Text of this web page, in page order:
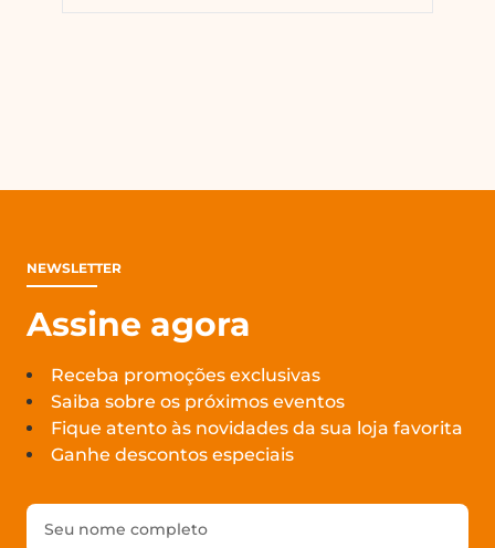
NEWSLETTER
Assine agora
Receba promoções exclusivas
Saiba sobre os próximos eventos
Fique atento às novidades da sua loja favorita
Ganhe descontos especiais